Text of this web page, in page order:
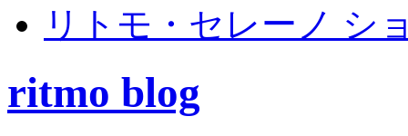
リトモ・セレーノ シ
ritmo blog